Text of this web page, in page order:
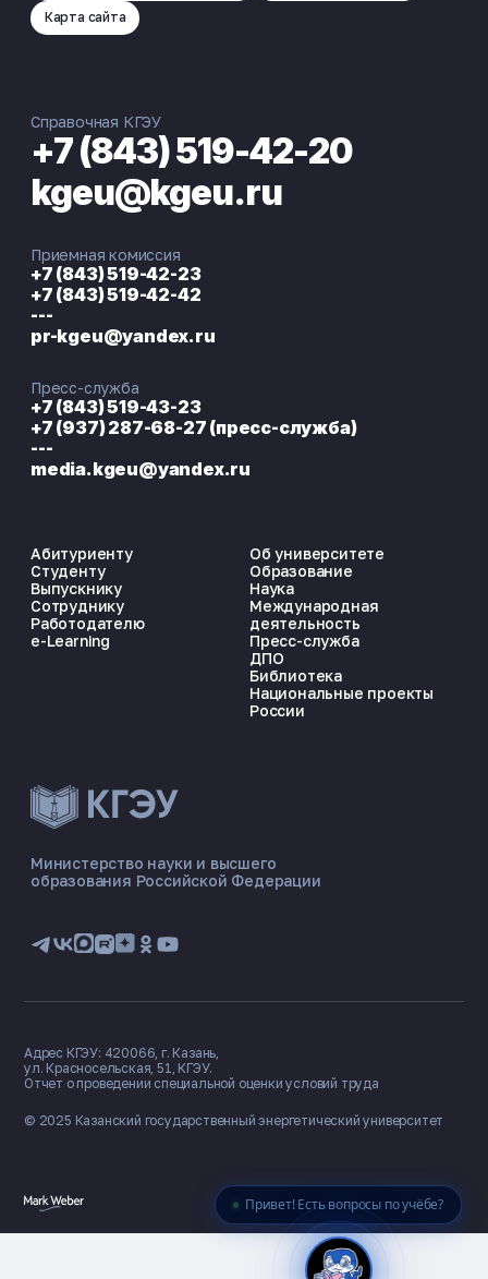
Привет! Есть вопросы по учёбе?
ЭНЕРГОКОД — ПОМОЩНИК КГЭУ
📋 Приёмная комиссия
🏠 Общежитие
Карта сайта
Министерство науки и высшего
образования Российской Федерации
Абитуриенту
Студенту
Выпускнику
Сотруднику
Работодателю
e-Learning
Об университете
Образование
Наука
Международная
деятельность
Пресс-служба
ДПО
Библиотека
Национальные проекты
России
Справочная КГЭУ
+7 (843) 519-42-20
kgeu@kgeu.ru
Приемная комиссия
+7 (843) 519-42-23
+7 (843) 519-42-42
---
pr-kgeu@yandex.ru
Пресс-служба
+7 (843) 519-43-23
+7 (937) 287-68-27 (пресс-служба)
---
media.kgeu@yandex.ru
© 2025 Казанский государственный энергетический университет
Адрес КГЭУ: 420066, г. Казань,
ул. Красносельская, 51, КГЭУ.
Отчет о проведении специальной оценки условий труда